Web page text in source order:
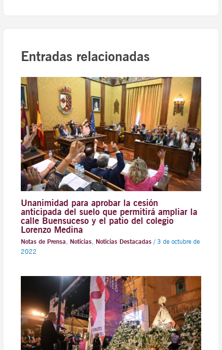
Entradas relacionadas
Unanimidad para aprobar la cesión
anticipada del suelo que permitirá ampliar la
calle Buensuceso y el patio del colegio
Lorenzo Medina
Notas de Prensa, Noticias, Noticias Destacadas/ 3 de octubre de
2022